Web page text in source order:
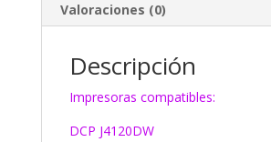
Valoraciones (0)
Descripción
Impresoras compatibles:
DCP J4120DW